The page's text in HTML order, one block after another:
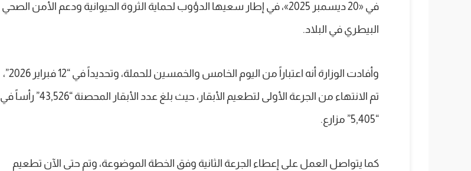
في «20 ديسمبر 2025»، في إطار سعيها الدؤوب لحماية الثروة الحيوانية ودعم الأمن الصحي
البيطري في البلاد.
وأفادت الوزارة أنه اعتباراً من اليوم الخامس والخمسين للحملة، وتحديداً في “12 فبراير 2026”،
تم الانتهاء من الجرعة الأولى لتطعيم الأبقار، حيث بلغ عدد الأبقار المحصنة “43,526” رأساً في
“5,405” مزارع.
كما يتواصل العمل على إعطاء الجرعة الثانية وفق الخطة الموضوعة، وتم حتى الآن تطعيم